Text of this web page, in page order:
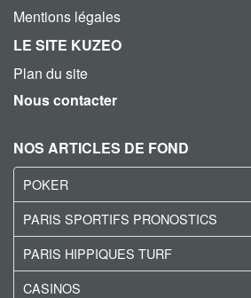
Mentions légales
LE SITE KUZEO
Plan du site
Nous contacter
NOS ARTICLES DE FOND
POKER
PARIS SPORTIFS PRONOSTICS
PARIS HIPPIQUES TURF
CASINOS